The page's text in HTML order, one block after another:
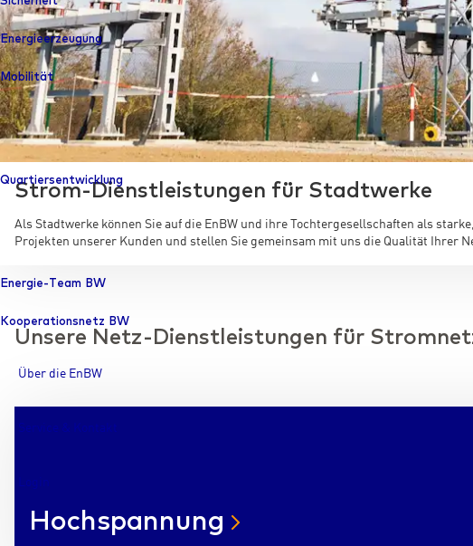
Energieerzeugung
Mobilität
Quartiersentwicklung
Energie-Team BW
Kooperationsnetz BW
Über die EnBW
Service & Kontakt
Login
Strom-Dienstleistungen für Stadtwerke
Als Stadtwerke können Sie auf die EnBW und ihre Tochtergesellschaften als
Projekten unserer Kunden und stellen Sie gemeinsam mit uns die Qualität Ihrer
Unsere Netz-Dienstleistungen für
Hochspannung